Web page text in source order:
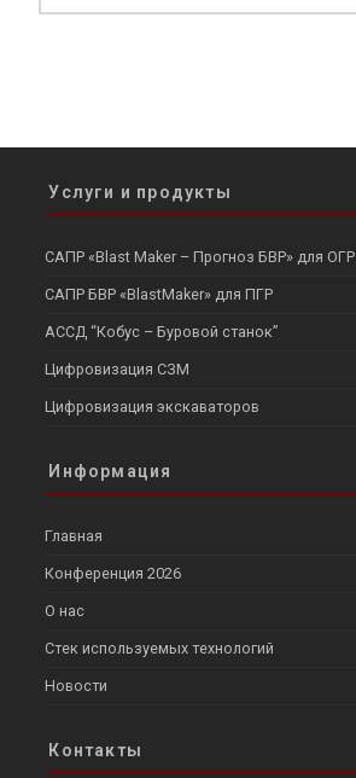
Услуги и продукты
САПР «Blast Maker – Прогноз БВР» для ОГР
САПР БВР «BlastMaker» для ПГР
АССД “Кобус – Буровой станок”
Цифровизация СЗМ
Цифровизация экскаваторов
Информация
Главная
Конференция 2026
О нас
Стек используемых технологий
Новости
Контакты